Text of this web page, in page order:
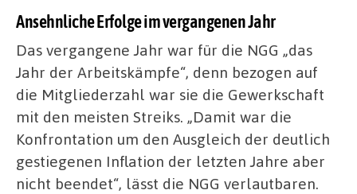
Ansehnliche Erfolge im vergangenen Jahr
Das vergangene Jahr war für die NGG „das
Jahr der Arbeitskämpfe“, denn bezogen auf
die Mitgliederzahl war sie die Gewerkschaft
mit den meisten Streiks. „Damit war die
Konfrontation um den Ausgleich der deutlich
gestiegenen Inflation der letzten Jahre aber
nicht beendet“, lässt die NGG verlautbaren.